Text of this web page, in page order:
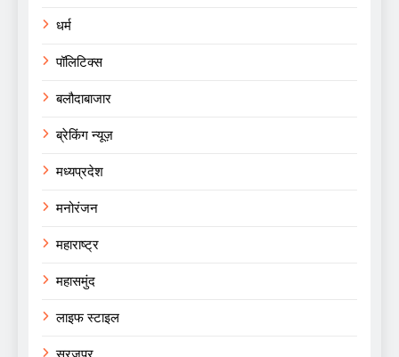
धर्म
पॉलिटिक्स
बलौदाबाजार
ब्रेकिंग न्यूज़
मध्यप्रदेश
मनोरंजन
महाराष्ट्र
महासमुंद
लाइफ स्टाइल